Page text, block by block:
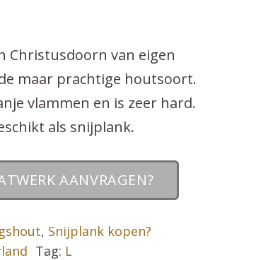
Christusdoorn van eigen
maar prachtige houtsoort.
vlammen en is zeer hard.
als snijplank.
AANVRAGEN?
, Snijplank kopen?
Tag: L